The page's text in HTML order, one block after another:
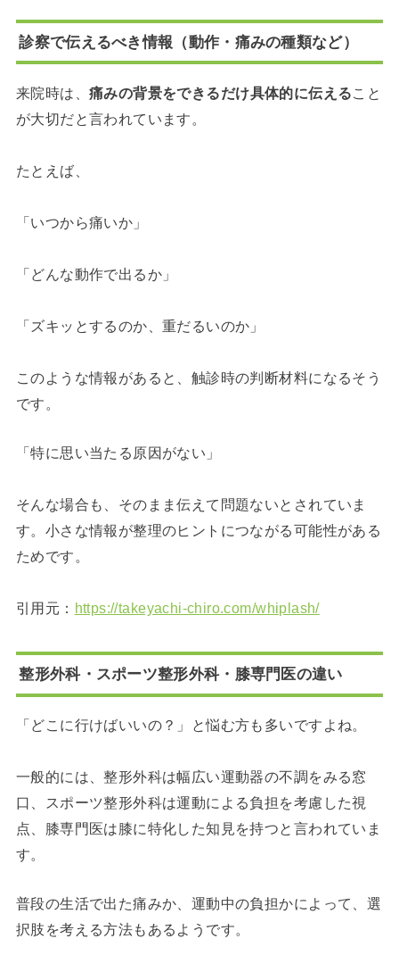
診察で伝えるべき情報（動作・痛みの種類など）
来院時は、 痛みの背景をできるだけ具体的に伝える こと
が大切だと言われています。
たとえば、
「いつから痛いか」
「どんな動作で出るか」
「ズキッとするのか、重だるいのか」
このような情報があると、触診時の判断材料になるそう
です。
「特に思い当たる原因がない」
そんな場合も、そのまま伝えて問題ないとされていま
す。小さな情報が整理のヒントにつながる可能性がある
ためです。
引用元： https://takeyachi-chiro.com/whiplash/
整形外科・スポーツ整形外科・膝専門医の違い
「どこに行けばいいの？」と悩む方も多いですよね。
一般的には、整形外科は幅広い運動器の不調をみる窓
口、スポーツ整形外科は運動による負担を考慮した視
点、膝専門医は膝に特化した知見を持つと言われていま
す。
普段の生活で出た痛みか、運動中の負担かによって、選
択肢を考える方法もあるようです。